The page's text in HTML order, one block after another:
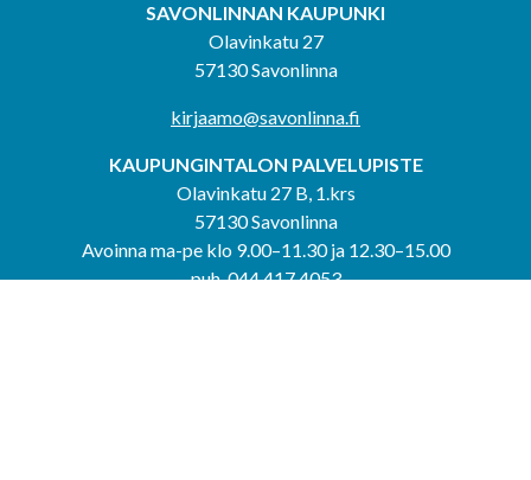
SAVONLINNAN KAUPUNKI
Olavinkatu 27
57130 Savonlinna
kirjaamo@savonlinna.fi
KAUPUNGINTALON PALVELUPISTE
Olavinkatu 27 B, 1.krs
57130 Savonlinna
Avoinna ma-pe klo 9.00–11.30 ja 12.30–15.00
puh. 044 417 4053